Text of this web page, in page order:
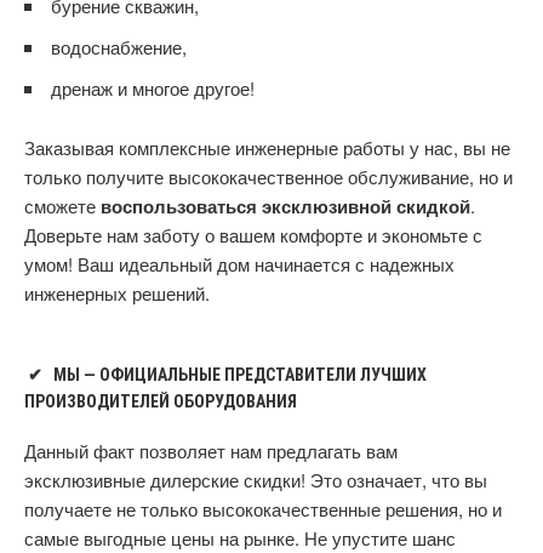
бурение скважин,
водоснабжение,
дренаж и многое другое!
Заказывая комплексные инженерные работы у нас, вы не
только получите высококачественное обслуживание, но и
сможете воспользоваться эксклюзивной скидкой.
Доверьте нам заботу о вашем комфорте и экономьте с
умом! Ваш идеальный дом начинается с надежных
инженерных решений.
✔
МЫ — ОФИЦИАЛЬНЫЕ ПРЕДСТАВИТЕЛИ ЛУЧШИХ
ПРОИЗВОДИТЕЛЕЙ ОБОРУДОВАНИЯ
Данный факт позволяет нам предлагать вам
эксклюзивные дилерские скидки! Это означает, что вы
получаете не только высококачественные решения, но и
самые выгодные цены на рынке. Не упустите шанс